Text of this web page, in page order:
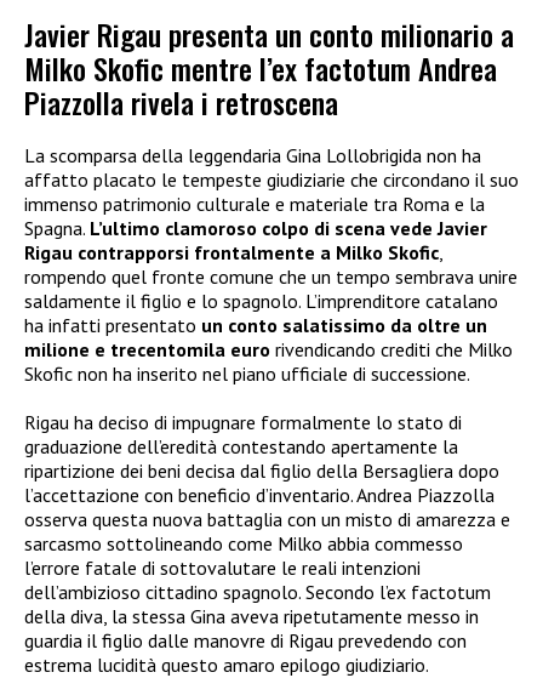
Javier Rigau presenta un conto milionario a
Milko Skofic mentre l’ex factotum Andrea
Piazzolla rivela i retroscena
La scomparsa della leggendaria Gina Lollobrigida non ha
affatto placato le tempeste giudiziarie che circondano il suo
immenso patrimonio culturale e materiale tra Roma e la
Spagna. L’ultimo clamoroso colpo di scena vede Javier
Rigau contrapporsi frontalmente a Milko Skofic
rompendo quel fronte comune che un tempo sembrava unire
saldamente il figlio e lo spagnolo. L’imprenditore catalano
ha infatti presentato un conto salatissimo da oltre un
milione e trecentomila euro rivendicando crediti che Milko
Skofic non ha inserito nel piano ufficiale di successione.
Rigau ha deciso di impugnare formalmente lo stato di
graduazione dell’eredità contestando apertamente la
ripartizione dei beni decisa dal figlio della Bersagliera dopo
l’accettazione con beneficio d’inventario. Andrea Piazzolla
osserva questa nuova battaglia con un misto di amarezza e
sarcasmo sottolineando come Milko abbia commesso
l’errore fatale di sottovalutare le reali intenzioni
dell’ambizioso cittadino spagnolo. Secondo l’ex factotum
della diva, la stessa Gina aveva ripetutamente messo in
guardia il figlio dalle manovre di Rigau prevedendo con
estrema lucidità questo amaro epilogo giudiziario.